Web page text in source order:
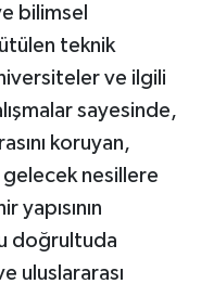
bilimsel
teknik
ve ilgili
sayesinde,
koruyan,
nesillere
yapısının
doğrultuda
uluslararası